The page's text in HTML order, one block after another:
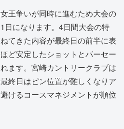
王争いが同時に進むため大会の
日になります。4日間大会の特
てきた内容が最終日の前半に表
ど安定したショットとパーセー
ます。宮崎カントリークラブは
終日はピン位置が難しくなりア
けるコースマネジメントが順位